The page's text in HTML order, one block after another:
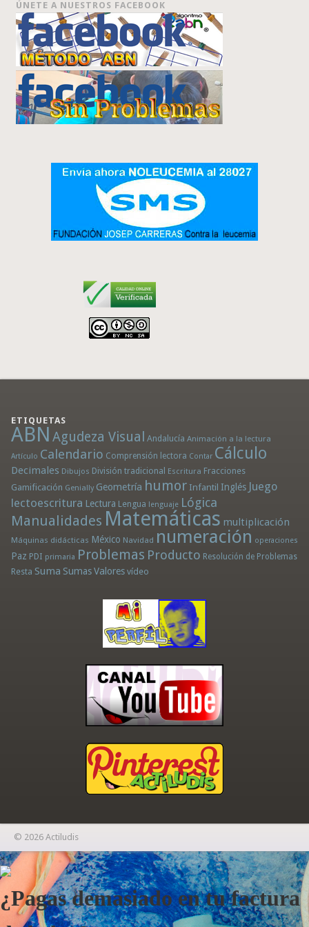
ÚNETE A NUESTROS FACEBOOK
ETIQUETAS
ABN Agudeza Visual Andalucía Animación a la lectura
Artículo Calendario Comprensión lectora Contar Cálculo
Decimales Dibujos División tradicional Escritura Fracciones
Gamificación Genially Geometría humor Infantil Inglés Juego
lectoescritura Lectura Lengua lenguaje Lógica
Manualidades Matemáticas multiplicación
Máquinas didácticas México Navidad numeración operaciones
Paz PDI primaria Problemas Producto Resolución de Problemas
Resta Suma Sumas Valores vídeo
© 2026 Actiludis
×
¿Pagas demasiado en tu factura